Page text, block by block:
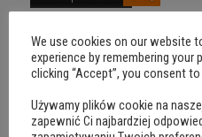
złym kursie
przez DR RENATA ZARZYCKA
„Zastanawiając się nad
czasem witaminę C” – dr
We use cookies on our website
experience by remembering your
clicking “Accept”, you consent
Używamy plików cookie na
zapewnić Ci najbardziej